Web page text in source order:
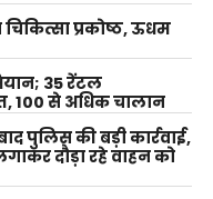
प्रकोष्ठ, ऊधम
35 रेंटल
100 से अधिक चालान
पुलिस की बड़ी कार्रवाई,
दौड़ा रहे वाहन को